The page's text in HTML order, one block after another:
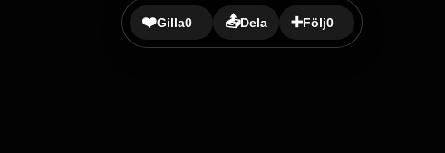
❤️Gilla0 📤Dela ➕Följ0